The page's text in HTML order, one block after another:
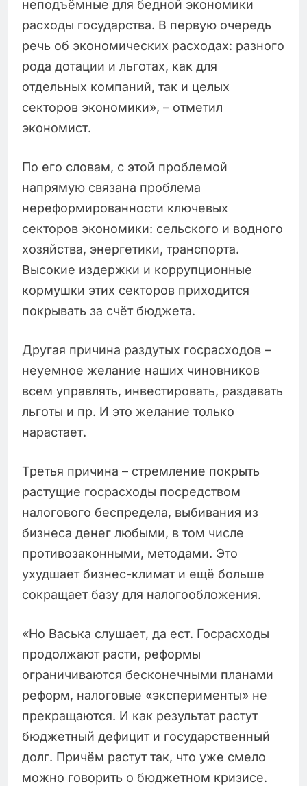
неподъёмные для бедной экономики
расходы государства. В первую очередь
речь об экономических расходах: разного
рода дотации и льготах, как для
отдельных компаний, так и целых
секторов экономики», – отметил
экономист.
По его словам, с этой проблемой
напрямую связана проблема
нереформированности ключевых
секторов экономики: сельского и водного
хозяйства, энергетики, транспорта.
Высокие издержки и коррупционные
кормушки этих секторов приходится
покрывать за счёт бюджета.
Другая причина раздутых госрасходов –
неуемное желание наших чиновников
всем управлять, инвестировать, раздавать
льготы и пр. И это желание только
нарастает.
Третья причина – стремление покрыть
растущие госрасходы посредством
налогового беспредела, выбивания из
бизнеса денег любыми, в том числе
противозаконными, методами. Это
ухудшает бизнес-климат и ещё больше
сокращает базу для налогообложения.
«Но Васька слушает, да ест. Госрасходы
продолжают расти, реформы
ограничиваются бесконечными планами
реформ, налоговые «эксперименты» не
прекращаются. И как результат растут
бюджетный дефицит и государственный
долг. Причём растут так, что уже смело
можно говорить о бюджетном кризисе.